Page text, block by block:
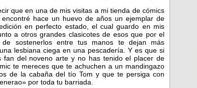
que en una de mis visitas a mi tienda de cómics
encontré hace un huevo de años un ejemplar de
en perfecto estado, el cual guardo en mis
a otros grandes clasicotes de esos que por el
de sostenerlos entre tus manos te dejan más
lesbiana ciega en una pescadería. Y es que si
fan del noveno arte y no has tenido el placer de
te mereces que te achuchen a un mandingazo
de la cabaña del tío Tom y que te persiga con
por toda tu barriada.